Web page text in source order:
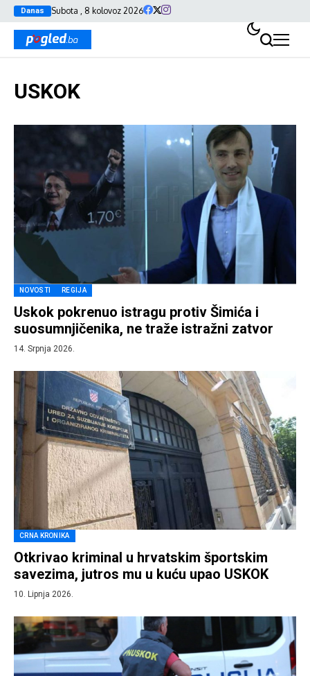
Danas Subota , 8 kolovoz 2026
USKOK
NOVOSTI REGIJA
Uskok pokrenuo istragu protiv Šimića i
suosumnjičenika, ne traže istražni zatvor
14. Srpnja 2026.
CRNA KRONIKA
Otkrivao kriminal u hrvatskim športskim
savezima, jutros mu u kuću upao USKOK
10. Lipnja 2026.